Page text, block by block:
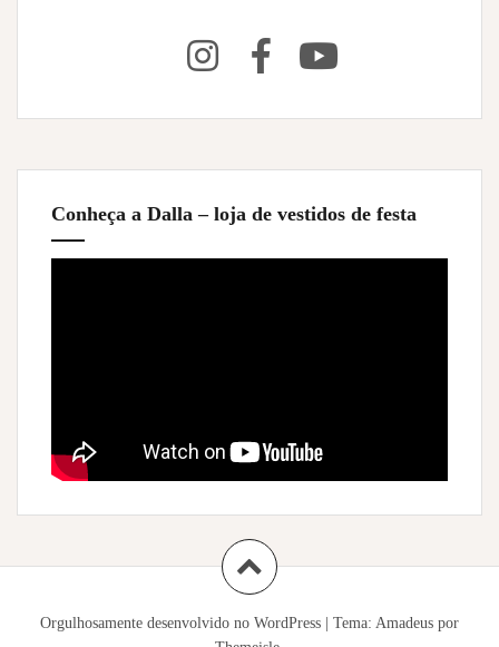
Conheça a Dalla – loja de vestidos de festa
Orgulhosamente desenvolvido no WordPress Tema: Amadeus por